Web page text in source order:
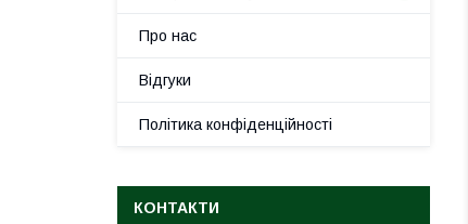
Про нас
Відгуки
Політика конфіденційності
КОНТАКТИ